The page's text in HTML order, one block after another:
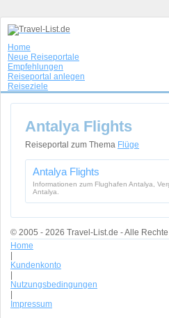
Home
Neue Reiseportale
Empfehlungen
Reiseportal anlegen
Reiseziele
Antalya Flights
Reiseportal zum Thema Flüge
Antalya Flights
Informationen zum Flughafen Antalya,
Antalya.
© 2005 - 2026 Travel-List.de - Alle
Home
Kundenkonto
Nutzungsbedingungen
Impressum